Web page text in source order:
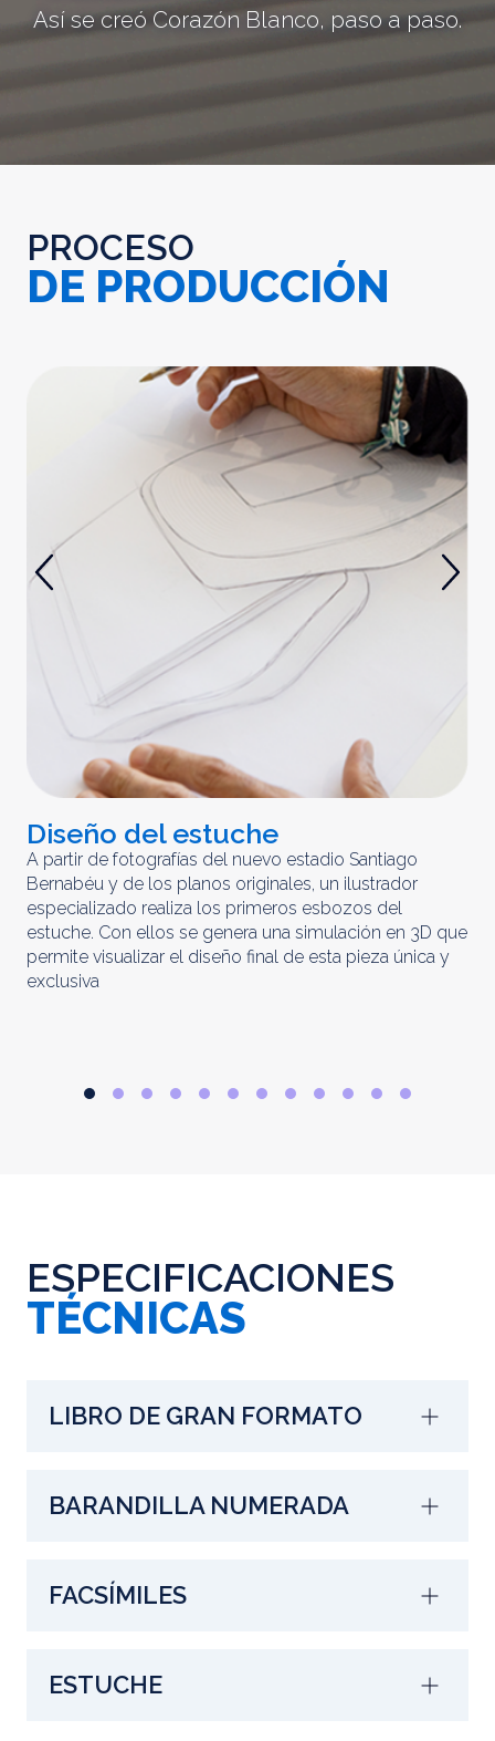
Así se creó Corazón Blanco, paso a paso.
PROCESO
DE PRODUCCIÓN
Diseño del estuche
A partir de fotografías del nuevo estadio Santiago
Bernabéu y de los planos originales, un ilustrador
especializado realiza los primeros esbozos del
estuche. Con ellos se genera una simulación en 3D que
permite visualizar el diseño final de esta pieza única y
exclusiva
ESPECIFICACIONES
TÉCNICAS
LIBRO DE GRAN FORMATO
BARANDILLA NUMERADA
FACSÍMILES
ESTUCHE